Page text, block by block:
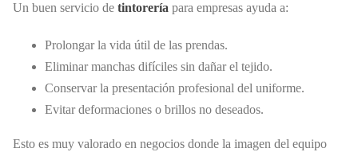
Un buen servicio de tintorería para empresas ayuda a:
Prolongar la vida útil de las prendas.
Eliminar manchas difíciles sin dañar el tejido.
Conservar la presentación profesional del uniforme.
Evitar deformaciones o brillos no deseados.
Esto es muy valorado en negocios donde la imagen del equipo